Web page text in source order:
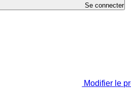
Se connecter
Modifier le